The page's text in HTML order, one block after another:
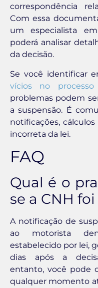
correspondência
Com essa
um especialista
poderá analisar
da decisão.
Se você identificar
vícios no
problemas podem
a suspensão. É
notificações,
incorreta da lei.
FAQ
Qual é o
se a CNH
A notificação de
ao motorista
estabelecido por lei,
dias após a
entanto, você pode
qualquer momento